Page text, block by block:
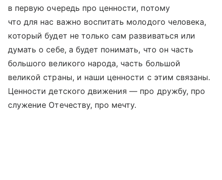
в первую очередь про ценности, потому
что для нас важно воспитать молодого человека,
который будет не только сам развиваться или
думать о себе, а будет понимать, что он часть
большого великого народа, часть большой
великой страны, и наши ценности с этим связаны.
Ценности детского движения — про дружбу, про
служение Отечеству, про мечту.